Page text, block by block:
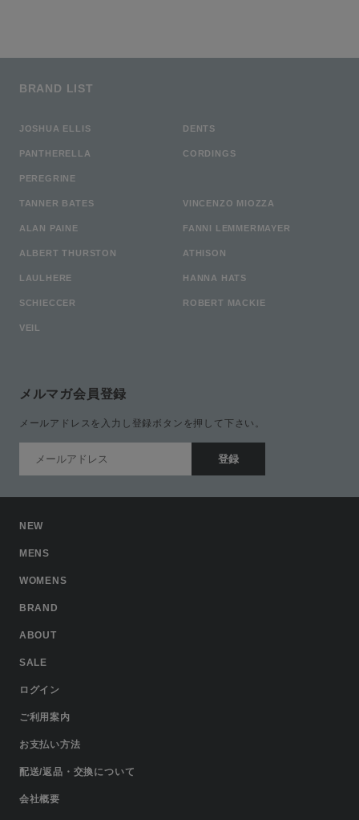
BRAND LIST
JOSHUA ELLIS DENTS
PANTHERELLA CORDINGS
PEREGRINE
TANNER BATES VINCENZO MIOZZA
ALAN PAINE FANNI LEMMERMAYER
ALBERT THURSTON ATHISON
LAULHERE HANNA HATS
SCHIECCER ROBERT MACKIE
VEIL
メルマガ会員登録
メールアドレスを入力し登録ボタンを押して下さい。
NEW
MENS
WOMENS
BRAND
ABOUT
SALE
ログイン
ご利用案内
お支払い方法
配送/返品・交換について
会社概要